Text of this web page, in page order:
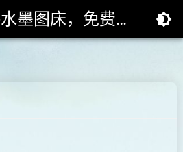
图片映客--水墨图床，免费专业的高速外链图床 